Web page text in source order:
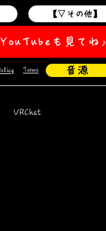
も見てね♪
Terms 音源
【▽その他】
VRChat